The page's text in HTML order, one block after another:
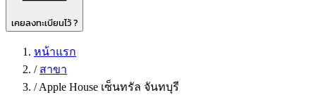
เคยลงทะเบียนไว้ ?
หน้าแรก
/ สาขา
/Apple House เซ็นทรัล จันทบุรี